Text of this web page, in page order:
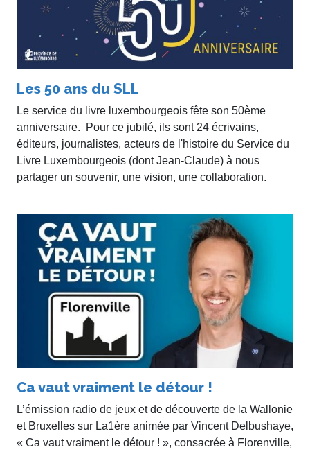
Les 50 ans du SLL
Le service du livre luxembourgeois fête son 50ème
anniversaire. Pour ce jubilé, ils sont 24 écrivains,
éditeurs, journalistes, acteurs de l'histoire du Service du
Livre Luxembourgeois (dont Jean-Claude) à nous
partager un souvenir, une vision, une collaboration.
Ca vaut vraiment le détour !
L’émission radio de jeux et de découverte de la Wallonie
et Bruxelles sur La1ère animée par Vincent Delbushaye,
« Ca vaut vraiment le détour ! », consacrée à Florenville,